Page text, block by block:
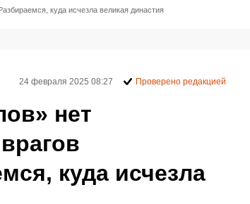
куда исчезла великая династия
нет
куда исчезла
24 февраля 2025 08:27 Проверено редакцией